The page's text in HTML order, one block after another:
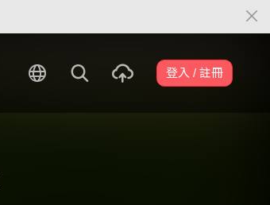
登入 / 註冊